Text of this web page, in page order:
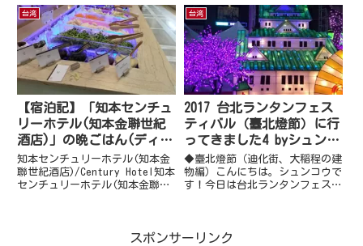
同區 南京西路 No. 22號 営業
時間：平日：11:30～16:00 545
元、16...
ますねｗまた、他の動画もアップ
しますね
台湾
【宿泊記】「知本センチュ
リーホテル(知本金聯世紀
酒店)」の晩ごはん(ディナ
ー)＆朝食(モーニング)
知本センチュリーホテル(知本金
聯世紀酒店)/Century Hotel知本
センチュリーホテル(知本金聯世
台湾
2017 台北ランタンフェス
ティバル（臺北燈節）に行
ってきました4 byシュンコ
ウ
◆臺北燈節（迪化街、大稲程の建
物編）こんにちは。シュンコウで
す！今日は台北ランタンフェステ
けてお伝えします！台北ランタン
スポンサーリンク